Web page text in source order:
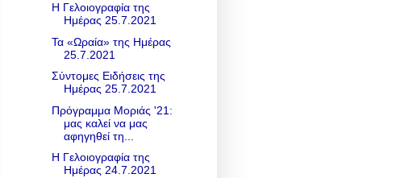
Η Γελοιογραφία της
Ημέρας 25.7.2021
Τα «Ωραία» της Ημέρας
25.7.2021
Σύντομες Ειδήσεις της
Ημέρας 25.7.2021
Πρόγραμμα Μοριάς '21:
μας καλεί να μας
αφηγηθεί τη...
Η Γελοιογραφία της
Ημέρας 24.7.2021